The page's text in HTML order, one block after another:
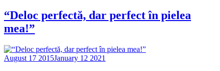
“Deloc perfectă, dar perfect în pielea
mea!”
August 17 2015January 12 2021